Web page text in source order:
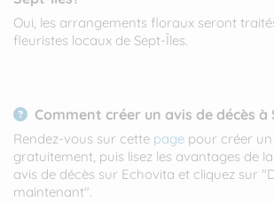
Oui, les arrangements floraux seront
fleuristes locaux de Sept-Îles.
Comment créer un avis de décès à
Rendez-vous sur cette page pour créer
gratuitement, puis lisez les avantages de
avis de décès sur Echovita et cliquez sur
maintenant".